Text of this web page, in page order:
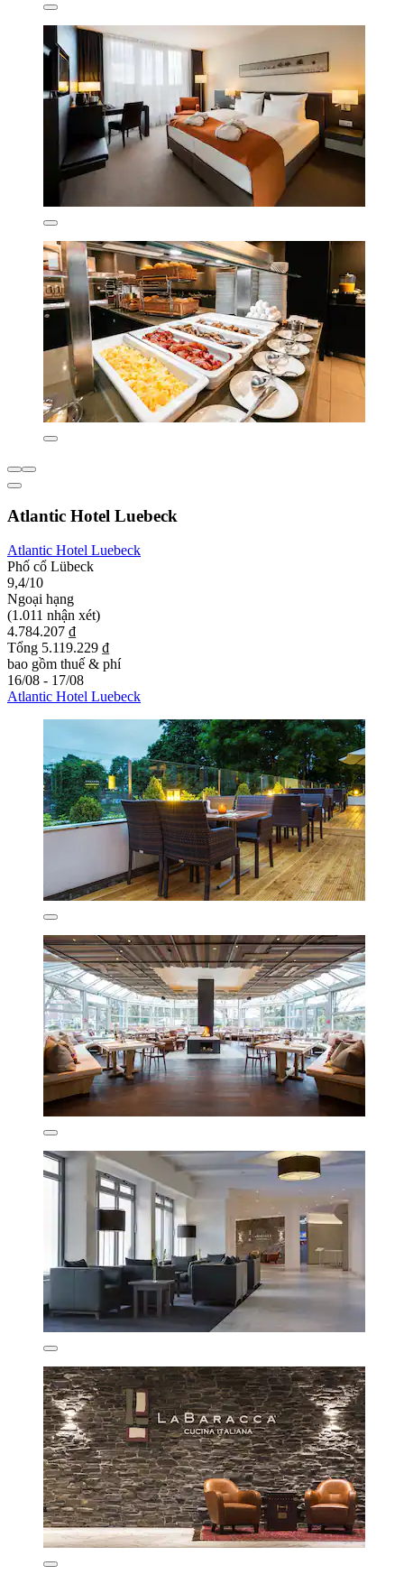
Atlantic Hotel Luebeck
Atlantic Hotel Luebeck
Phố cổ Lübeck
9,4/10
Ngoại hạng
(1.011 nhận xét)
4.784.207 ₫
Tổng 5.119.229 ₫
bao gồm thuế & phí
16/08 - 17/08
Atlantic Hotel Luebeck